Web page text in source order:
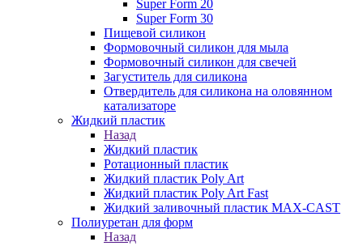
Super Form 20
Super Form 30
Пищевой силикон
Формовочный силикон для мыла
Формовочный силикон для свечей
Загуститель для силикона
Отвердитель для силикона на оловянном
катализаторе
Жидкий пластик
Назад
Жидкий пластик
Ротационный пластик
Жидкий пластик Poly Art
Жидкий пластик Poly Art Fast
Жидкий заливочный пластик MAX-CAST
Полиуретан для форм
Назад